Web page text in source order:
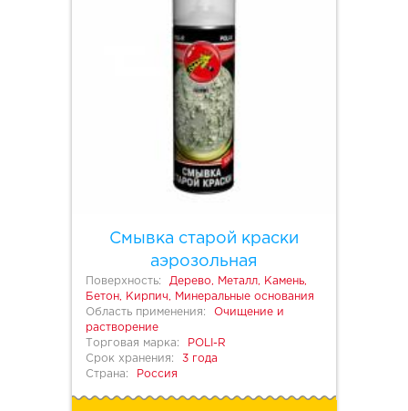
Смывка старой краски
аэрозольная
Поверхность:
Дерево, Металл, Камень,
Бетон, Кирпич, Минеральные основания
Область применения:
Очищение и
растворение
Торговая марка:
POLI-R
Срок хранения:
3 года
Страна:
Россия